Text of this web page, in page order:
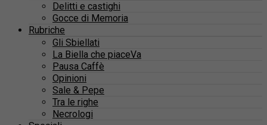
Delitti e castighi
Gocce di Memoria
Rubriche
Gli Sbiellati
La Biella che piaceVa
Pausa Caffè
Opinioni
Sale & Pepe
Tra le righe
Necrologi